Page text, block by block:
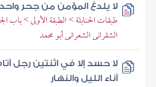
لا يلدغ المؤمن من جحر
طبقات الحنابلة > الطبقة الأولى > باب
الشقرانى الشعرانى أبو محمد
لا حسد إلا في اثنتين رجل
آناء الليل والنهار